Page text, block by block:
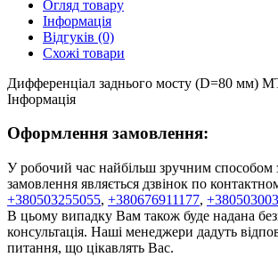
Огляд товару
Інформація
Відгуків (0)
Схожі товари
Дифференціал заднього мосту (D=80 мм)
Інформація
Оформлення замовлення:
У робочий час найбільш зручним способом
замовлення являється дзвінок по
+380503255055, +380676911177,
В цьому випадку Вам також буде надана
консультація. Наші менеджери дадуть
питання, що цікавлять Вас.